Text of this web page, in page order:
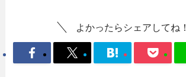
よかったらシェアしてね！